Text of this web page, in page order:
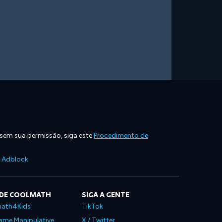
sua permissão, siga esteProcedimento de
Adblock
COOLMATH
Manipulative
SIGA A GENTE
TikTok
X / Twitter